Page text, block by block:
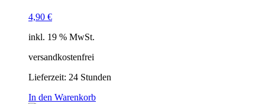
4,90 €
inkl. 19 % MwSt.
versandkostenfrei
Lieferzeit: 24 Stunden
In den Warenkorb